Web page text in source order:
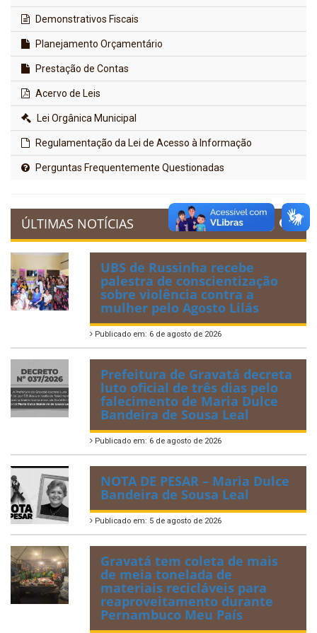
Demonstrativos Fiscais
Planejamento Orçamentário
Prestação de Contas
Acervo de Leis
Lei Orgânica Municipal
Regulamentação da Lei de Acesso à Informação
Perguntas Frequentemente Questionadas
ÚLTIMAS NOTÍCIAS
UBS de Russinha recebe
palestra de conscientização
sobre violência contra a
mulher pelo Agosto Lilás
Publicado em: 6 de agosto de 2026
Prefeitura de Gravatá decreta
luto oficial de três dias pelo
falecimento de Maria Dulce
Bandeira de Sousa Leal
Publicado em: 6 de agosto de 2026
NOTA DE PESAR – Maria Dulce
Bandeira de Sousa Leal
Publicado em: 5 de agosto de 2026
Gravatá tem coleta de mais
de meia tonelada de
materiais recicláveis para
reaproveitamento durante
Pernambuco Meu País